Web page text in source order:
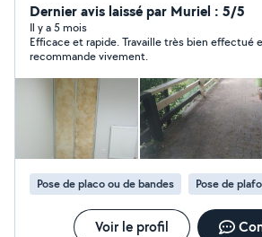
Dernier avis laissé par Muriel : 5/5
Il y a 5 mois
Efficace et rapide. Travaille très bien effectué
recommande vivement.
Pose de placo ou de bandes Pose de
Voir le profil